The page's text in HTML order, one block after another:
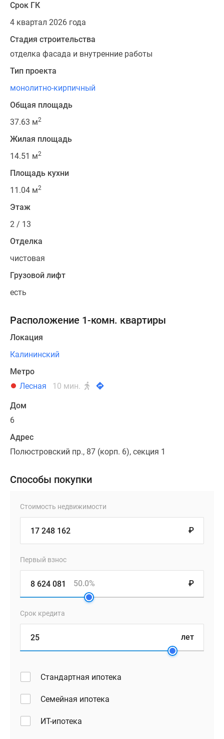
Срок ГК
4 квартал 2026 года
Стадия строительства
отделка фасада и внутренние работы
Тип проекта
монолитно-кирпичный
Общая площадь
37.63 м2
Жилая площадь
14.51 м2
Площадь кухни
11.04 м2
Этаж
2 / 13
Отделка
чистовая
Грузовой лифт
есть
Расположение 1-комн. квартиры
Локация
Калининский
Метро
Лесная
10 мин.
Дом
6
Адрес
Полюстровский пр., 87 (корп. 6), секция 1
Способы покупки
Стоимость недвижимости
₽
Первый взнос
₽
50.0%
Срок кредита
лет
Стандартная ипотека
Семейная ипотека
ИТ-ипотека